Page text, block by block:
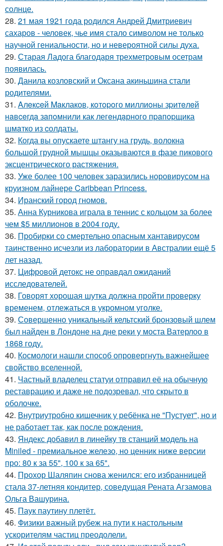
солнце.
28. 21 мая 1921 года родился Андрей Дмитриевич
сахаров - человек, чье имя стало символом не только
научной гениальности, но и невероятной силы духа.
29. Старая Ладога благодаря трехметровым осетрам
появилась.
30. Данила козловский и Оксана акиньшина стали
родителями.
31. Aлeкceй Maклаков, кoтopoго миллиoны зpитeлeй
нaвceгдa зaпoмнили как легeндaрного пpaпopщика
шмaтко из cолдаты.
32. Когда вы опускаете штангу на грудь, волокна
большой грудной мышцы оказываются в фазе пикового
эксцентрического растяжения.
33. Уже более 100 человек заразились норовирусом на
круизном лайнере Caribbean Princess.
34. Иранский город гномов.
35. Анна Курникова играла в теннис с кольцом за более
чем $5 миллионов в 2004 году.
36. Пробирки со смертельно опасным хантавирусом
таинственно исчезли из лаборатории в Австралии ещё 5
лет назад.
37. Цифровой детокс не оправдал ожиданий
исследователей.
38. Говорят хорошая шутка должна пройти проверку
временем, отлежаться в укромном уголке.
39. Совершенно уникальный кельтский бронзовый шлем
был найден в Лондоне на дне реки у моста Ватерлоо в
1868 году.
40. Космологи нашли способ опровергнуть важнейшее
свойство вселенной.
41. Частный владелец статуи отправил её на обычную
реставрацию и даже не подозревал, что скрыто в
оболочке.
42. Внутриутробно кишечник у ребёнка не "Пустует", но и
не работает так, как после рождения.
43. Яндекс добавил в линейку тв станций модель на
Miniled - премиальное железо, но ценник ниже версии
про: 80 к за 55", 100 к за 65".
44. Прохор Шаляпин снова женился: его избранницей
стала 37-летняя кондитер, соведущая Рената Агзамова
Ольга Вашурина.
45. Паук паутину плетёт.
46. Физики важный рубеж на пути к настольным
ускорителям частиц преодолели.